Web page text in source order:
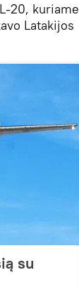
20, kuriame
Latakijos
su